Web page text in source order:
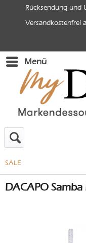
Rücksendung und
Versandkostenfrei
Menü
SALE
DACAPO